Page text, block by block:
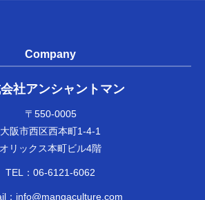
Company
社アンシャントマン
〒550-0005
大阪市西区西本町1-4-1
オリックス本町ビル4階
TEL： 06-6121-6062
： info@mangaculture.com